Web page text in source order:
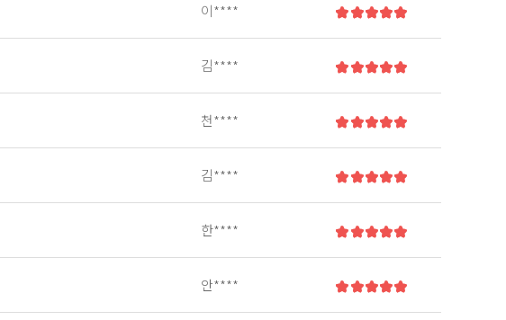
이****
김****
천****
김****
한****
안****